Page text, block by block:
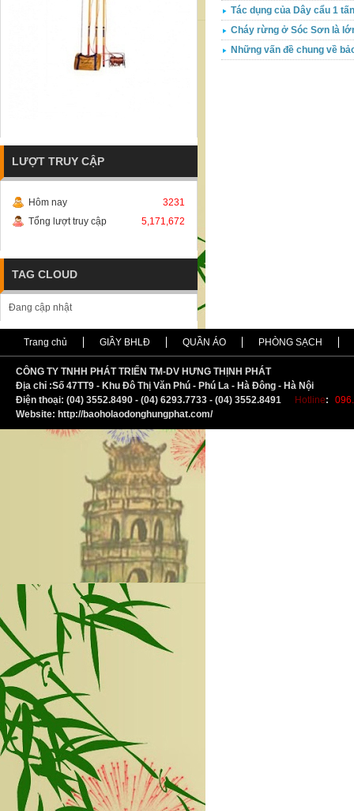
Tác dụng của Dây cẩu 1
Cháy rừng ở Sóc Sơn là
Những vấn đề chung về
LƯỢT TRUY CẬP
Hôm nay
3231
Tổng lượt truy cập
5,171,672
TAG CLOUD
Đang cập nhật
Trang chủ GIẦY BHLĐ QUẦN ÁO PHÒNG SẠCH
CÔNG TY TNHH PHÁT TRIỂN TM-DV HƯNG THỊNH PHÁT
Địa chỉ :Số 47TT9 - Khu Đô Thị Văn Phú - Phú La - Hà Đông - Hà Nội
Điện thoại: (04) 3552.8490 - (04) 6293.7733 - (04) 3552.8491
Hotline:
Website: http://baoholaodonghungphat.com/